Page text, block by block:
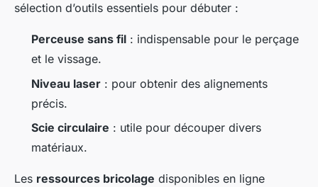
sélection d’outils essentiels pour débuter :
Perceuse sans fil : indispensable pour le perçage
et le vissage.
Niveau laser : pour obtenir des alignements
précis.
Scie circulaire : utile pour découper divers
matériaux.
Les ressources bricolage disponibles en ligne